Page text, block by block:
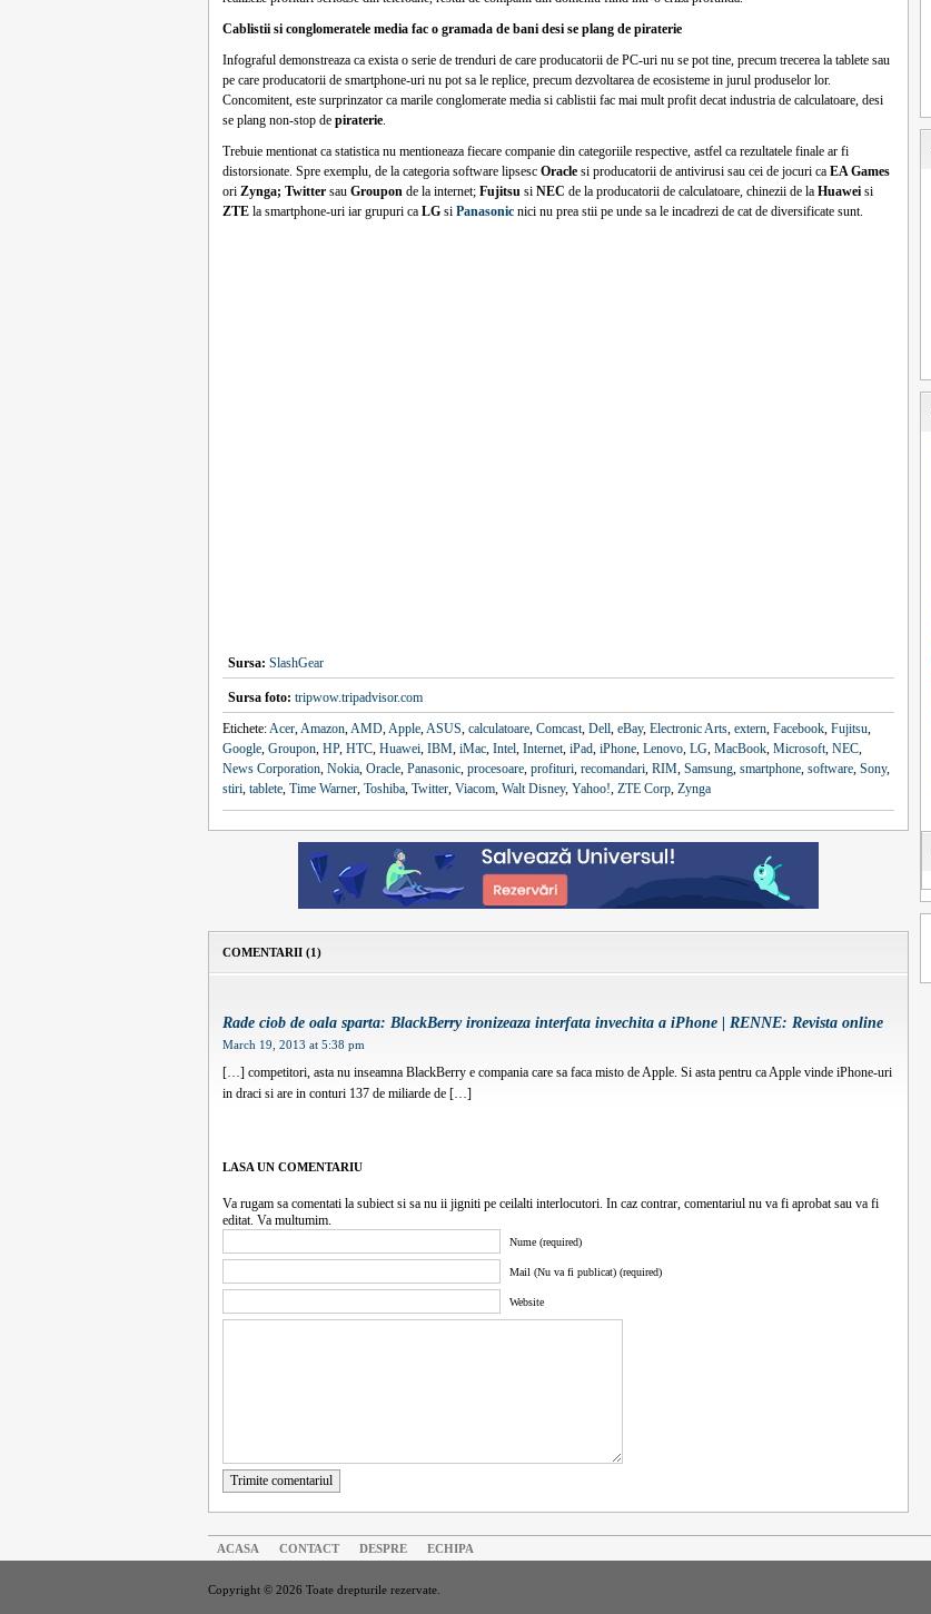
Cablistii si conglomeratele media fac o gramada de bani desi se plang de piraterie
Infograful demonstreaza ca exista o serie de trenduri de care producatorii de PC-uri nu se pot tine, precum trecerea la tablete sau
pe care producatorii de smartphone-uri nu pot sa le replice, precum dezvoltarea de ecosisteme in jurul produselor lor.
Concomitent, este surprinzator ca marile conglomerate media si cablistii fac mai mult profit decat industria de calculatoare, desi
se plang non-stop de piraterie.
Trebuie mentionat ca statistica nu mentioneaza fiecare companie din categoriile respective, astfel ca rezultatele finale ar fi
distorsionate. Spre exemplu, de la categoria software lipsesc Oracle si producatorii de antivirusi sau cei de jocuri ca EA Games
ori Zynga; Twitter sau Groupon de la internet; Fujitsu si NEC de la producatorii de calculatoare, chinezii de la Huawei si
ZTE la smartphone-uri iar grupuri ca LG si Panasonic nici nu prea stii pe unde sa le incadrezi de cat de diversificate sunt.
Sursa: SlashGear
Sursa foto: tripwow.tripadvisor.com
Etichete:Acer,Amazon,AMD,Apple,ASUS, calculatoare, Comcast, Dell, eBay, Electronic Arts, extern, Facebook, Fujitsu,
Google, Groupon, HP, HTC, Huawei, IBM, iMac, Intel, Internet, iPad, iPhone, Lenovo, LG, MacBook, Microsoft, NEC,
News Corporation, Nokia, Oracle, Panasonic, procesoare, profituri, recomandari, RIM, Samsung, smartphone, software, Sony,
stiri, tablete, Time Warner, Toshiba, Twitter, Viacom, Walt Disney, Yahoo!, ZTE Corp, Zynga
COMENTARII (1)
Rade ciob de oala sparta: BlackBerry ironizeaza interfata invechita a iPhone | RENNE: Revista online
March 19, 2013 at 5:38 pm
[…] competitori, asta nu inseamna BlackBerry e compania care sa faca misto de Apple. Si asta pentru ca Apple vinde iPhone-uri
in draci si are in conturi 137 de miliarde de […]
LASA UN COMENTARIU
Va rugam sa comentati la subiect si sa nu ii jigniti pe ceilalti interlocutori. In caz contrar, comentariul nu va fi aprobat sau va fi
editat. Va multumim.
Nume (required)
Mail (Nu va fi publicat) (required)
Website
Trimite comentariul
ACASA CONTACT DESPRE ECHIPA
Copyright © 2026 Toate drepturile rezervate.